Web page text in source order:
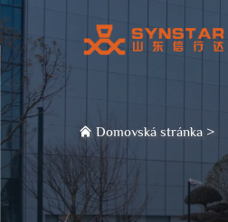
Domovská stránka >